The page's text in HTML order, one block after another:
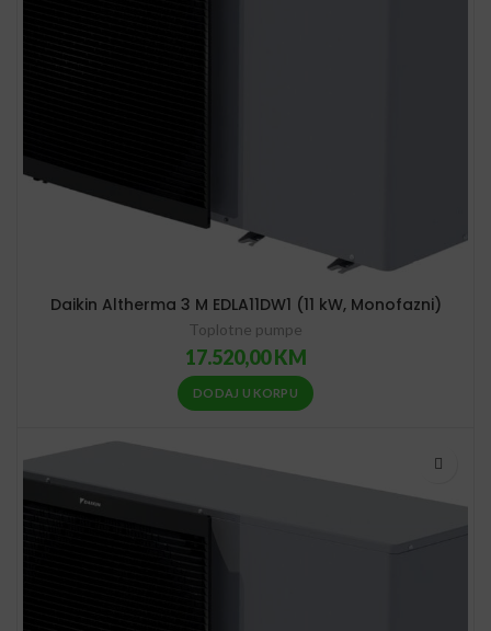
Daikin Altherma 3 M EDLA11DW1 (11 kW, Monofazni)
Toplotne pumpe
17.520,00KM
DODAJ U KORPU